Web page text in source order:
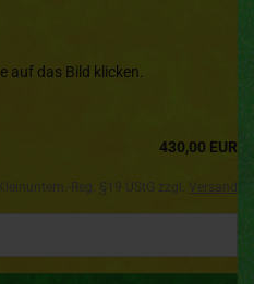
auf das Bild klicken.
430,00 EUR